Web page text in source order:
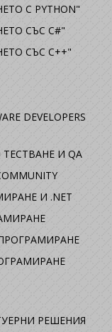
С PYTHON"
СЪС C#"
СЪС C++"
DEVELOPERS
И QA
И .NET
РЕШЕНИЯ